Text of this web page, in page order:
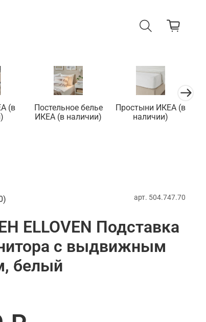
(в
Постельное белье
ИКЕА (в наличии)
Простыни ИКЕА (в
наличии)
арт. 504.747.70
ELLOVEN Подставка
с выдвижным
белый